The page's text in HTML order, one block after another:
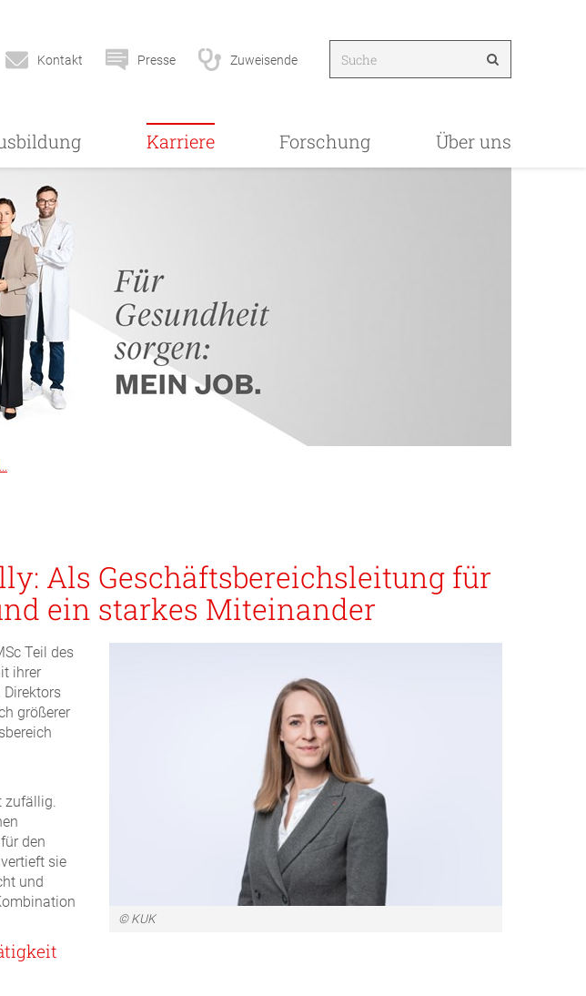
Kontakt Presse Zuweisende
Karriere Forschung Über uns
Als Geschäftsbereichsleitung für
ein starkes Miteinander
© KUK
Teil des
ihrer
größerer
zufällig.
den
sie
und